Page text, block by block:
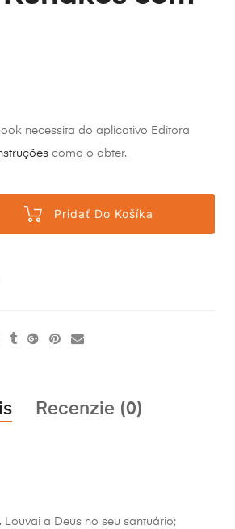
necessita do aplicativo Editora
como o obter.
Pridať Do Košíka
Recenzie (0)
Louvai a Deus no seu santuário;